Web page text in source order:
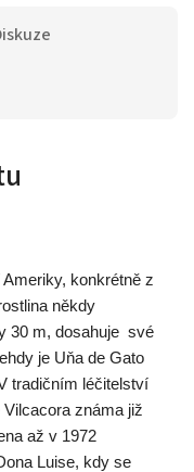
konkrétně z
někdy
30 m, dosahuje své
je Uňa de Gato
tradičním léčitelství
známa již
až v 1972
Luise, kdy se